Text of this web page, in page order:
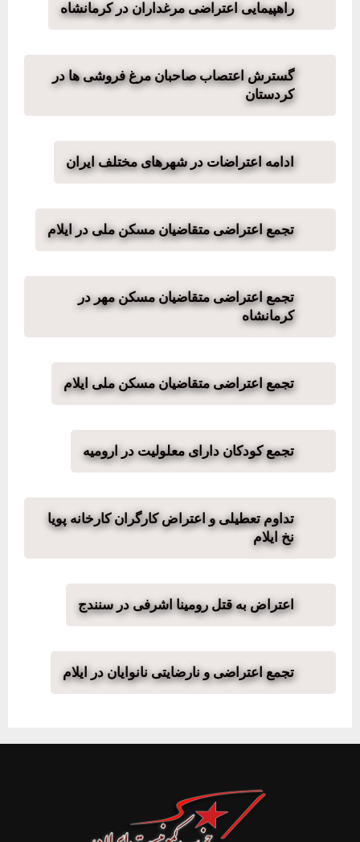
راهپیمایی اعتراضی مرغداران در کرمانشاه
گسترش اعتصاب صاحبان مرغ فروشی ها در
کردستان
ادامه اعتراضات در شهرهای مختلف ایران
تجمع اعتراضی متقاضیان مسکن ملی در ایلام
تجمع اعتراضی متقاضیان مسکن مهر در
کرمانشاه
تجمع اعتراضی متقاضیان مسکن ملی ایلام
تجمع کودکان دارای معلولیت در ارومیه
تداوم تعطیلی و اعتراض کارگران کارخانه پویا
نخ ایلام
اعتراض بە قتل رومینا اشرفی در سنندج
تجمع اعتراضی و نارضایتی نانوایان در ایلام